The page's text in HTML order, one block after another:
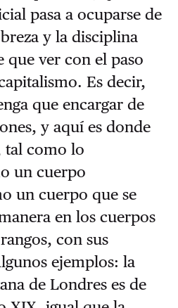
pasa a ocuparse de
y la disciplina
que ver con el paso
Es decir,
que encargar de
y aquí es donde
tal como lo
un cuerpo
un cuerpo que se
en los cuerpos
con sus
ejemplos: la
de Londres es de